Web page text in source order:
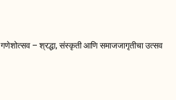
गणेशोत्सव – श्रद्धा, संस्कृती आणि समाजजागृतीचा उत्सव